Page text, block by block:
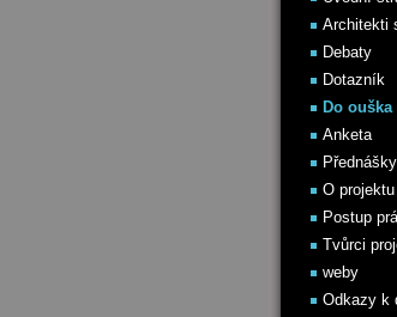
Architekti
Debaty
Dotazník
Do ouška
Anketa
Přednášky
O projektu
Postup
Tvůrci
weby
Odkazy k